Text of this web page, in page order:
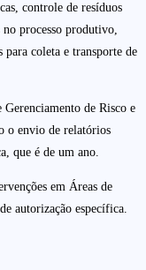
controle de resíduos
no processo produtivo,
para coleta e transporte de
Gerenciamento de Risco e
o envio de relatórios
que é de um ano.
em Áreas de
autorização específica.